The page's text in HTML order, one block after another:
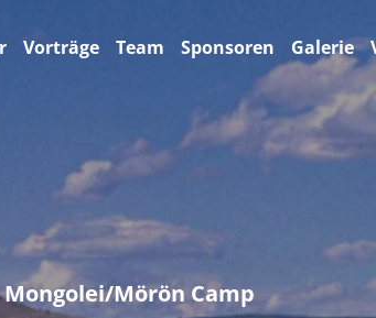
Vorträge Team Sponsoren Galerie
Mongolei/Mörön Camp